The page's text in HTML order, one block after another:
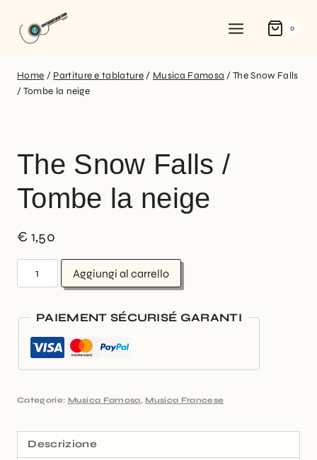
0
Home / Partiture e tablature / Musica Famosa / The Snow Falls
/ Tombe la neige
The Snow Falls /
Tombe la neige
€ 1,50
Aggiungi al carrello
PAIEMENT SÉCURISÉ GARANTI
Categorie: Musica Famosa, Musica Francese
Descrizione